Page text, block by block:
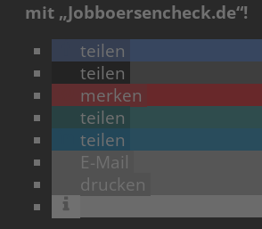
mit „Jobboersencheck.de“!
teilen
teilen
merken
teilen
teilen
E-Mail
drucken